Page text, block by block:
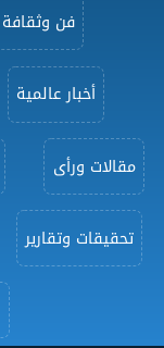
فن وثقافة
أخبار عالمية
مقالات ورأى
تحقيقات وتقارير